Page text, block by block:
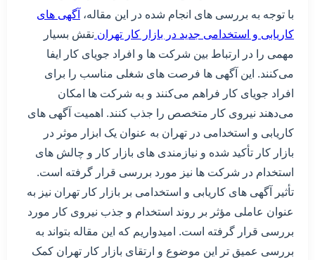
با توجه به بررسی های انجام شده در این مقاله، آگهی های
کاریابی و استخدامی جدید در بازار کار تهران نقش بسیار
مهمی را در ارتباط بین شرکت ها و افراد جویای کار ایفا
می‌کنند. این آگهی ها فرصت های شغلی مناسب را برای
افراد جویای کار فراهم می‌کنند و به شرکت ها امکان
می‌دهند نیروی کار متخصص را جذب کنند. اهمیت آگهی های
کاریابی و استخدامی در تهران به عنوان یک ابزار موثر در
بازار کار تأکید شده و نیازمندی های بازار کار و چالش های
استخدام در شرکت ها نیز مورد بررسی قرار گرفته است.
تأثیر آگهی های کاریابی و استخدامی بر بازار کار تهران نیز به
عنوان عاملی مؤثر بر روند استخدام و جذب نیروی کار مورد
بررسی قرار گرفته است. امیدواریم که این مقاله بتواند به
بررسی عمیق تر این موضوع و ارتقای بازار کار تهران کمک